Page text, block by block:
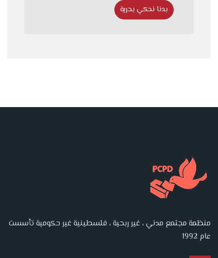
بدنا نحكي بحرية
منظمة مجتمع مدني ، غير ربحية ، فلسطينية غير حكومية تأسست
عام 1992